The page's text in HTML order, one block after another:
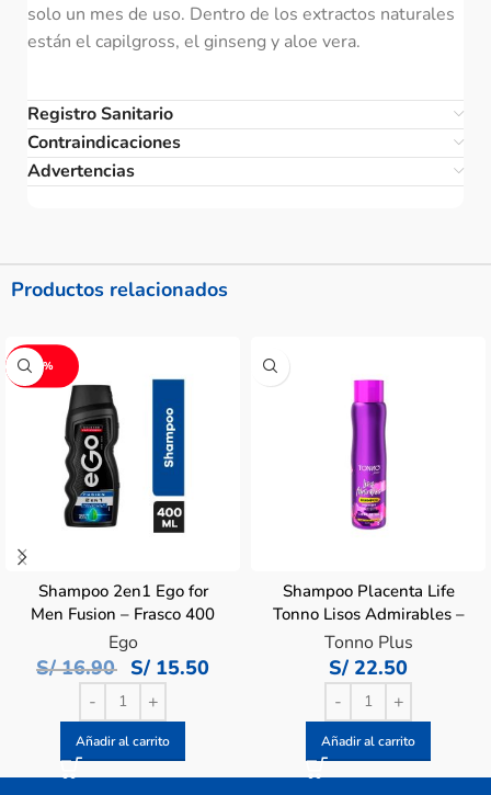
solo un mes de uso. Dentro de los extractos naturales
están el capilgross, el ginseng y aloe vera.
Registro Sanitario
Contraindicaciones
Advertencias
Productos relacionados
-8%
Shampoo 2en1 Ego for
Men Fusion – Frasco 400
ML
Ego
S/16.90 S/ 15.50
Añadir al carrito
Shampoo Placenta Life
Tonno Lisos Admirables –
Frasco 400 ML
Tonno Plus
S/ 22.50
Añadir al carrito